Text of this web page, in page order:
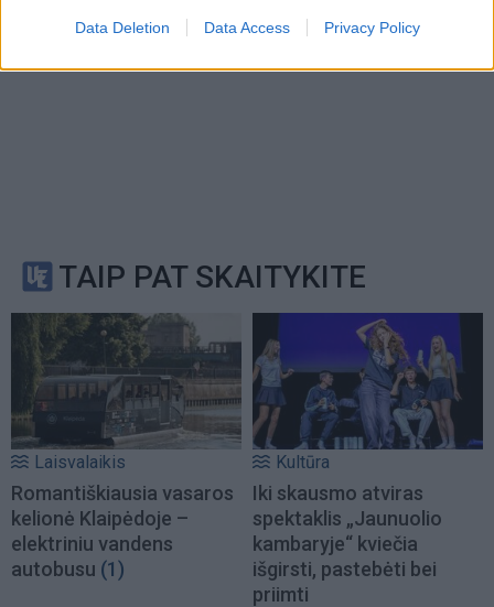
Data Deletion Data Access Privacy Policy
TAIP PAT SKAITYKITE
Laisvalaikis
Romantiškiausia vasaros
kelionė Klaipėdoje –
elektriniu vandens
autobusu (1)
Kultūra
Iki skausmo atviras
spektaklis „Jaunuolio
kambaryje“ kviečia
išgirsti, pastebėti bei
priimti